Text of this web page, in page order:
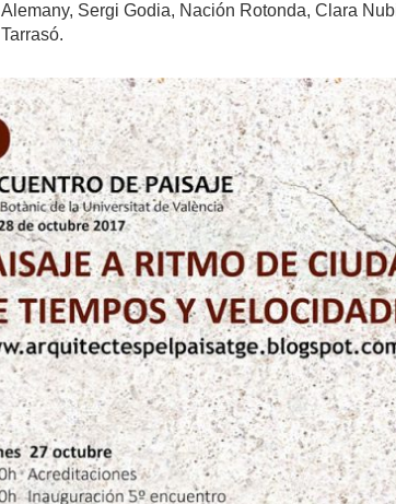
Alemany, Sergi Godia, Nación Rotonda, Clara
Tarrasó.